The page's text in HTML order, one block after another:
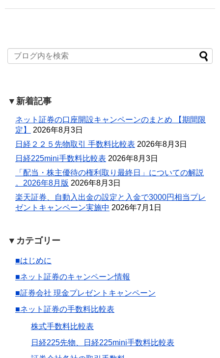
▼新着記事
ネット証券の口座開設キャンペーンのまとめ 【期間限
定】
2026年8月3日
日経２２５先物取引 手数料比較表 2026年8月3日
日経225mini手数料比較表 2026年8月3日
「配当・株主優待の権利取り最終日」についての解説
。2026年8月版 2026年8月3日
楽天証券、自動入出金の設定と入金で3000円相当プレ
ゼントキャンペーン実施中 2026年7月1日
▼カテゴリー
■はじめに
■ネット証券のキャンペーン情報
■証券会社 現金プレゼントキャンペーン
■ネット証券の手数料比較表
株式手数料比較表
日経225先物、日経225mini手数料比較表